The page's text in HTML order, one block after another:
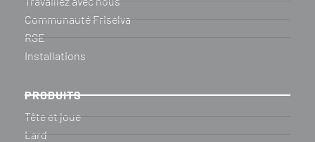
Communauté Friselva
RSE
Installations
PRODUITS
Tête et joue
Lard